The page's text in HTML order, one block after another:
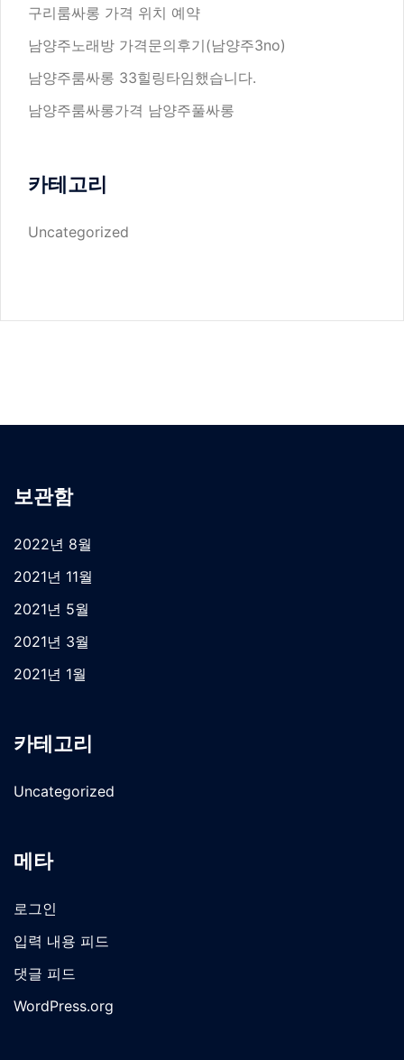
구리룸싸롱 가격 위치 예약
남양주노래방 가격문의후기(남양주3no)
남양주룸싸롱 33힐링타임했습니다.
남양주룸싸롱가격 남양주풀싸롱
카테고리
Uncategorized
보관함
2022년 8월
2021년 11월
2021년 5월
2021년 3월
2021년 1월
카테고리
Uncategorized
메타
로그인
입력 내용 피드
댓글 피드
WordPress.org